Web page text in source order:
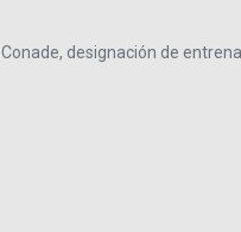
designación de